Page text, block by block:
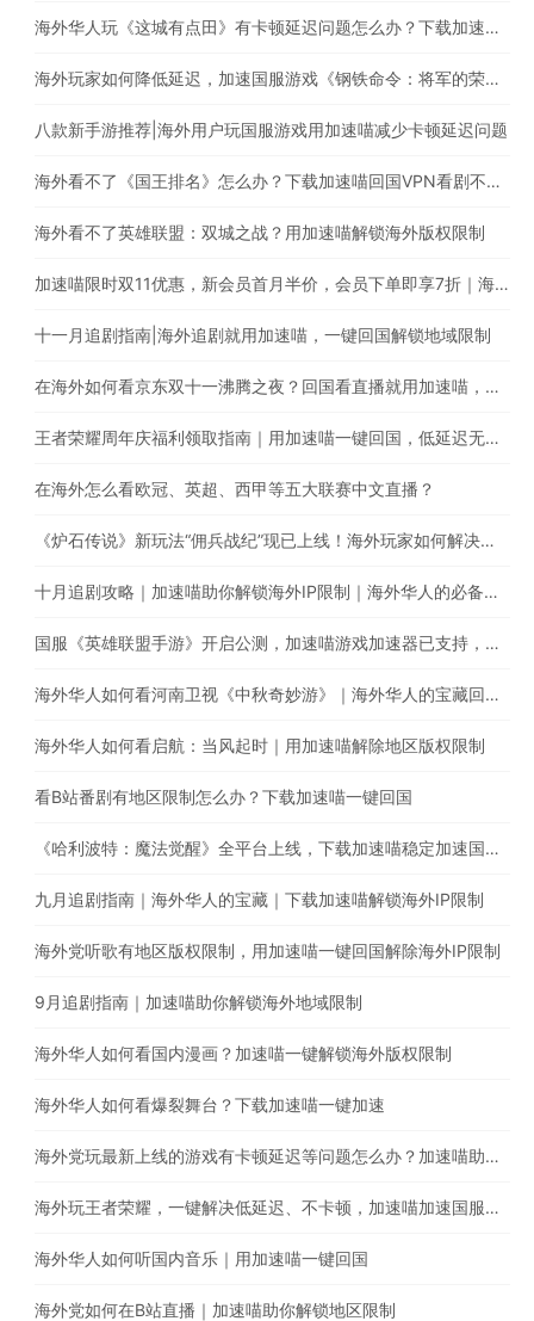
海外华人玩《这城有点田》有卡顿延迟问题怎么办？下载加速喵稳定加速国内游戏
海外玩家如何降低延迟，加速国服游戏《钢铁命令：将军的荣耀3》?
八款新手游推荐|海外用户玩国服游戏用加速喵减少卡顿延迟问题
海外看不了《国王排名》怎么办？下载加速喵回国VPN看剧不受限
海外看不了英雄联盟：双城之战？用加速喵解锁海外版权限制
加速喵限时双11优惠，新会员首月半价，会员下单即享7折｜海外华人必备的回国游戏加速器
十一月追剧指南|海外追剧就用加速喵，一键回国解锁地域限制
在海外如何看京东双十一沸腾之夜？回国看直播就用加速喵，一键解锁海外版权限制
王者荣耀周年庆福利领取指南｜用加速喵一键回国，低延迟无卡顿，加速国服游戏的最佳选择
在海外怎么看欧冠、英超、西甲等五大联赛中文直播？
《炉石传说》新玩法“佣兵战纪”现已上线！海外玩家如何解决延迟卡顿、丢包等问题
十月追剧攻略｜加速喵助你解锁海外IP限制｜海外华人的必备回国加速器
国服《英雄联盟手游》开启公测，加速喵游戏加速器已支持，用加速喵一键回国加速国服游戏
海外华人如何看河南卫视《中秋奇妙游》｜海外华人的宝藏回国加速器
海外华人如何看启航：当风起时｜用加速喵解除地区版权限制
看B站番剧有地区限制怎么办？下载加速喵一键回国
《哈利波特：魔法觉醒》全平台上线，下载加速喵稳定加速国内游戏
九月追剧指南｜海外华人的宝藏｜下载加速喵解锁海外IP限制
海外党听歌有地区版权限制，用加速喵一键回国解除海外IP限制
9月追剧指南｜加速喵助你解锁海外地域限制
海外华人如何看国内漫画？加速喵一键解锁海外版权限制
海外华人如何看爆裂舞台？下载加速喵一键加速
海外党玩最新上线的游戏有卡顿延迟等问题怎么办？加速喵助你一键回国提高游戏体验
海外玩王者荣耀，一键解决低延迟、不卡顿，加速喵加速国服游戏带你上王者
海外华人如何听国内音乐｜用加速喵一键回国
海外党如何在B站直播｜加速喵助你解锁地区限制